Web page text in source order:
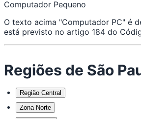
Computador Pequeno
O texto acima "Computador PC" é
está previsto no artigo 184 do
Regiões de São
Região Central
Zona Norte